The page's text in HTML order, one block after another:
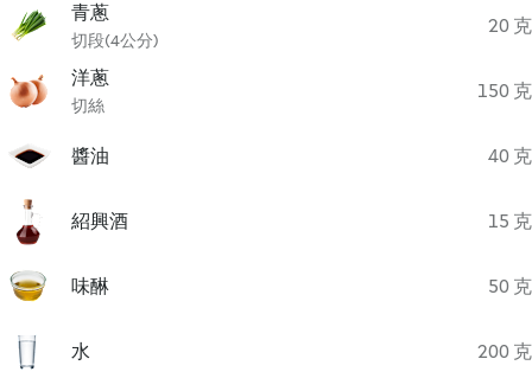
青蔥
切段(4公分)
20 克
洋蔥
切絲
150 克
醬油 40 克
紹興酒 15 克
味醂 50 克
水 200 克